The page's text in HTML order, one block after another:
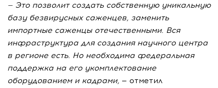
— Это позволит создать собственную уникальную
базу безвирусных саженцев, заменить
импортные саженцы отечественными. Вся
инфраструктура для создания научного центра
в регионе есть. Но необходима федеральная
поддержка на его укомплектование
оборудованием и кадрами, — отметил